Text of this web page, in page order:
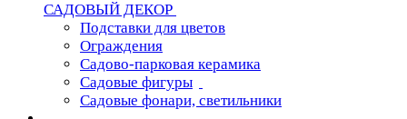
САДОВЫЙ ДЕКОР
Подставки для цветов
Ограждения
Садово-парковая керамика
Садовые фигуры
Садовые фонари, светильники